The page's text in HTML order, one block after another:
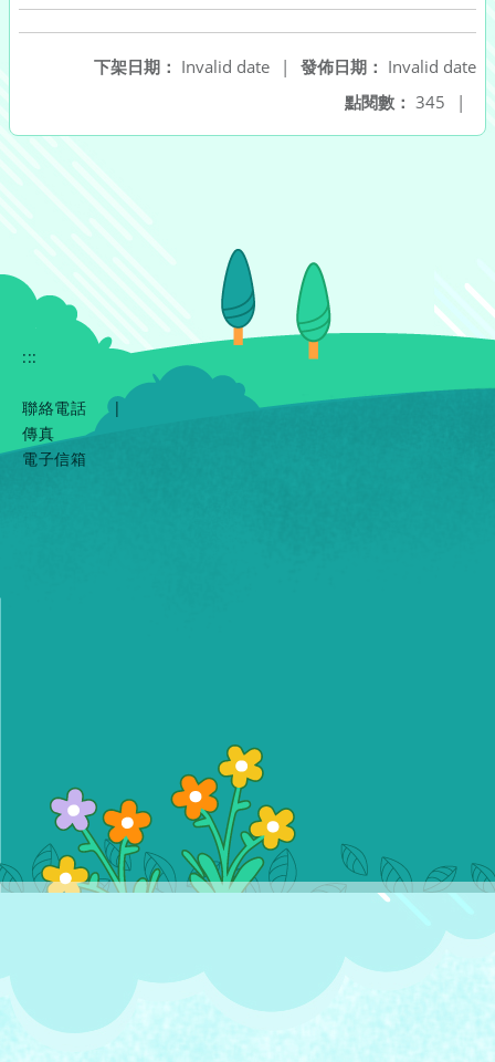
發佈日期： Invalid date
下架日期： Invalid date
|
點閱數： 345 |
:::
聯絡電話
|
傳真
電子信箱